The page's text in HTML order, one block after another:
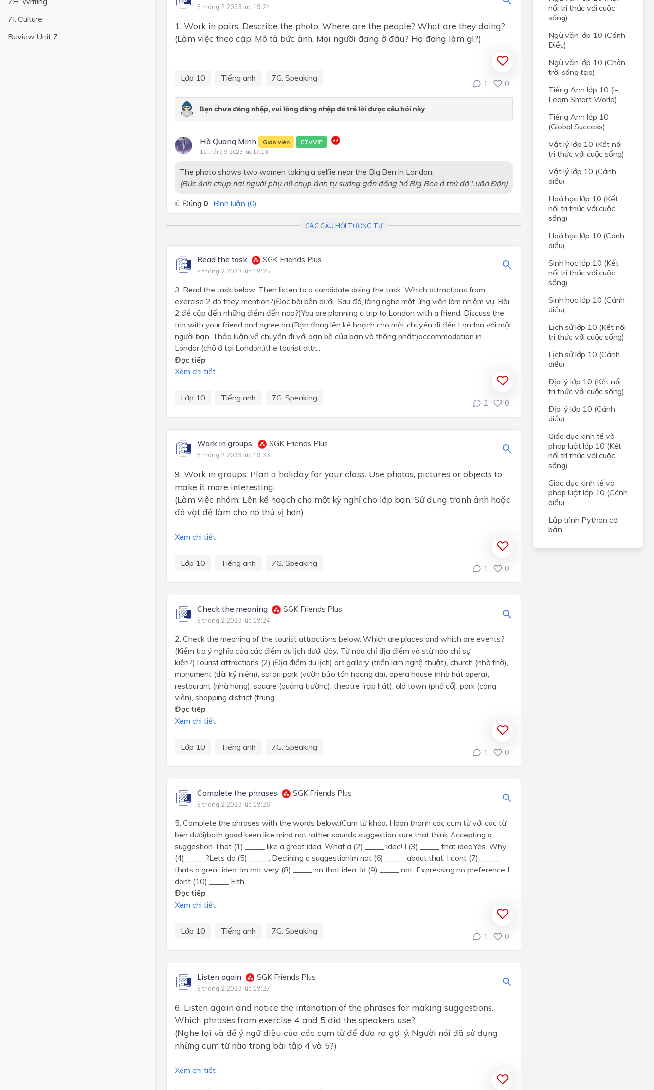
Unit 10: Lifestyles
Unit 1: Family life
Review 1
Unit 4: For a better community
7I. Culture
Review Unit 7
8 tháng 2 2023 lúc 19:24
1. Work in pairs. Describe the photo. Where are the people? What are they doing?
(Làm việc theo cặp. Mô tả bức ảnh. Mọi người đang ở đâu? Họ đang làm gì?)
Lớp 10 Tiếng anh 7G. Speaking
1 0
Hà Quang Minh Giáo viên CTVVIP
11 tháng 9 2023 lúc 17:13
The photo shows two women taking a selfie near the Big Ben in London.
(Bức ảnh chụp hai người phụ nữ chụp ảnh tự sướng gần đồng hồ Big Ben ở thủ đô Luân Đôn)
Đúng 0 Bình luận (0)
CÁC CÂU HỎI TƯƠNG TỰ
Read the task SGK Friends Plus
8 tháng 2 2023 lúc 19:25
3. Read the task below. Then listen to a candidate doing the task. Which attractions from
exercise 2 do they mention?(Đọc bài bên dưới. Sau đó, lắng nghe một ứng viên làm nhiệm vụ. Bài
2 đề cập đến những điểm đến nào?)You are planning a trip to London with a friend. Discuss the
trip with your friend and agree on:(Bạn đang lên kế hoạch cho một chuyến đi đến London với một
người bạn. Thảo luận về chuyến đi với bạn bè của bạn và thống nhất:)accommodation in
London(chỗ ở tại London.)the tourist attr...
Đọc tiếp
Xem chi tiết
Lớp 10 Tiếng anh 7G. Speaking
2 0
Work in groups. SGK Friends Plus
8 tháng 2 2023 lúc 19:33
9. Work in groups. Plan a holiday for your class. Use photos, pictures or objects to
make it more interesting.
(Làm việc nhóm. Lên kế hoạch cho một kỳ nghỉ cho lớp bạn. Sử dụng tranh ảnh hoặc
đồ vật để làm cho nó thú vị hơn)
Xem chi tiết
Lớp 10 Tiếng anh 7G. Speaking
1 0
Check the meaning SGK Friends Plus
8 tháng 2 2023 lúc 19:24
2. Check the meaning of the tourist attractions below. Which are places and which are events?
(Kiểm tra ý nghĩa của các điểm du lịch dưới đây. Từ nào chỉ địa điểm và stừ nào chỉ sự
kiện?)Tourist attractions (2) (Địa điểm du lịch) art gallery (triển lãm nghệ thuật), church (nhà thờ),
monument (đài kỷ niệm), safari park (vườn bảo tồn hoang dã), opera house (nhà hát opera),
restaurant (nhà hàng), square (quảng trường), theatre (rạp hát), old town (phố cổ), park (công
viên), shopping district (trung...
Đọc tiếp
Xem chi tiết
Lớp 10 Tiếng anh 7G. Speaking
1 0
Complete the phrases SGK Friends Plus
8 tháng 2 2023 lúc 19:26
5. Complete the phrases with the words below.(Cụm từ khóa. Hoàn thành các cụm từ với các từ
bên dưới)both good keen like mind not rather sounds suggestion sure that think Accepting a
suggestion That (1) _____ like a great idea. What a (2) _____ idea! I (3) _____ that idea.Yes. Why
(4) _____?Lets do (5) _____. Declining a suggestionIm not (6) _____ about that. I dont (7) _____
thats a great idea. Im not very (8) _____ on that idea. Id (9) _____ not. Expressing no preference I
dont (10) _____ Eith...
Đọc tiếp
Xem chi tiết
Lớp 10 Tiếng anh 7G. Speaking
1 0
Listen again SGK Friends Plus
8 tháng 2 2023 lúc 19:27
6. Listen again and notice the intonation of the phrases for making suggestions.
Which phrases from exercise 4 and 5 did the speakers use?
(Nghe lại và để ý ngữ điệu của các cụm từ để đưa ra gợi ý. Người nói đã sử dụng
những cụm từ nào trong bài tập 4 và 5?)
Xem chi tiết
nối tri thức với cuộc
sống)
Ngữ văn lớp 10 (Cánh
Diều)
Ngữ văn lớp 10 (Chân
trời sáng tạo)
Tiếng Anh lớp 10 (i-
Learn Smart World)
Tiếng Anh lớp 10
(Global Success)
Vật lý lớp 10 (Kết nối
tri thức với cuộc sống)
Vật lý lớp 10 (Cánh
diều)
Hoá học lớp 10 (Kết
nối tri thức với cuộc
sống)
Hoá học lớp 10 (Cánh
diều)
Sinh học lớp 10 (Kết
nối tri thức với cuộc
sống)
Sinh học lớp 10 (Cánh
diều)
Lịch sử lớp 10 (Kết nối
tri thức với cuộc sống)
Lịch sử lớp 10 (Cánh
diều)
Địa lý lớp 10 (Kết nối
tri thức với cuộc sống)
Địa lý lớp 10 (Cánh
diều)
Giáo dục kinh tế và
pháp luật lớp 10 (Kết
nối tri thức với cuộc
sống)
Giáo dục kinh tế và
pháp luật lớp 10 (Cánh
diều)
Lập trình Python cơ
bản